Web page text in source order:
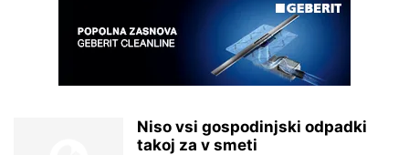
Niso vsi gospodinjski odpadki
takoj za v smeti